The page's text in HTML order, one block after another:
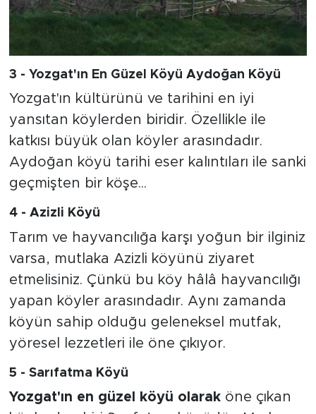
3 - Yozgat'ın En Güzel Köyü Aydoğan Köyü
Yozgat'ın kültürünü ve tarihini en iyi
yansıtan köylerden biridir. Özellikle ile
katkısı büyük olan köyler arasındadır.
Aydoğan köyü tarihi eser kalıntıları ile sanki
geçmişten bir köşe...
4 - Azizli Köyü
Tarım ve hayvancılığa karşı yoğun bir ilginiz
varsa, mutlaka Azizli köyünü ziyaret
etmelisiniz. Çünkü bu köy hâlâ hayvancılığı
yapan köyler arasındadır. Aynı zamanda
köyün sahip olduğu geleneksel mutfak,
yöresel lezzetleri ile öne çıkıyor.
5 - Sarıfatma Köyü
Yozgat'ın en güzel köyü olarak öne çıkan